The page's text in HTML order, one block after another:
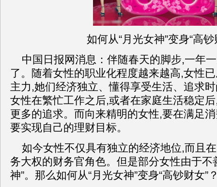
如何从“月光女神”变身“高钞
中国日报网消息：伴随春天的脚步,一年
了。随着女性的职业化程度越来越高,女性
主力,她们经济独立、懂得享受生活、追求
女性在繁忙工作之后,或者在家庭生活稳定
更多的追求。而向来精明的女性,要在满足
要实现自己的理财目标。
如今女性不仅具有独立的经济地位,而且
务大权的财务官角色。但是部分女性由于不
神”。那么如何从“月光女神”变身“高钞财女”